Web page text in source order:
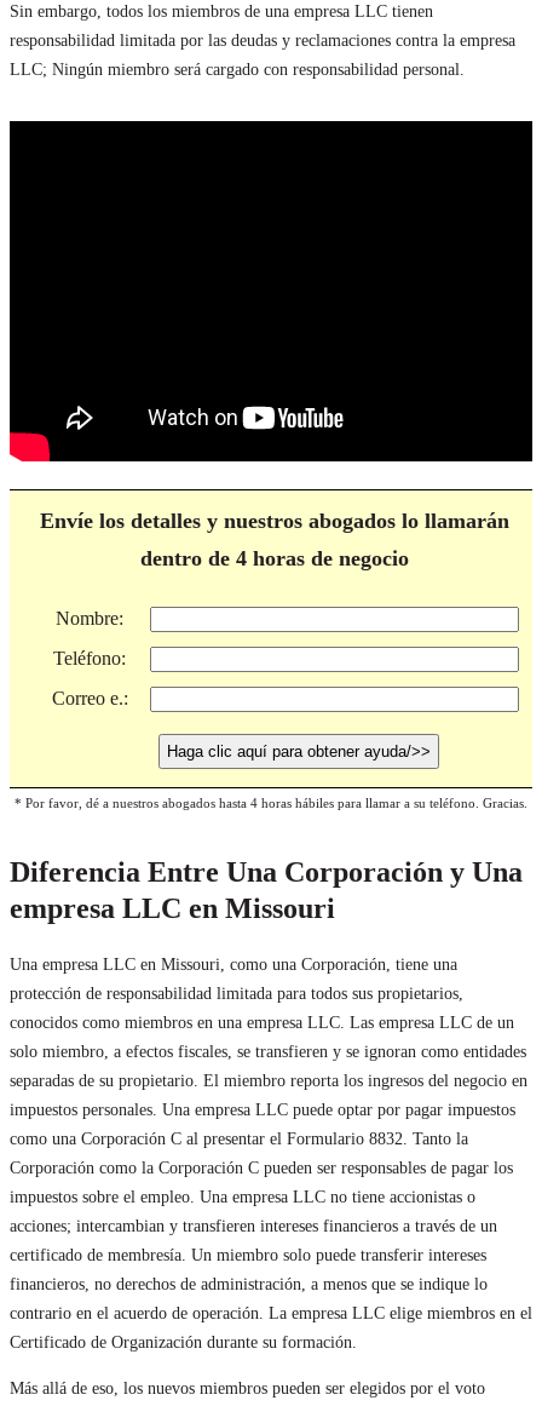
Sin embargo, todos los miembros de una empresa LLC tienen
responsabilidad limitada por las deudas y reclamaciones contra la empresa
LLC; Ningún miembro será cargado con responsabilidad personal.
Envíe los detalles y nuestros abogados lo llamarán
dentro de 4 horas de negocio
Nombre:
Teléfono:
Correo e.:
* Por favor, dé a nuestros abogados hasta 4 horas hábiles para llamar a su teléfono. Gracias.
Diferencia Entre Una Corporación y Una
empresa LLC en Missouri
Una empresa LLC en Missouri, como una Corporación, tiene una
protección de responsabilidad limitada para todos sus propietarios,
conocidos como miembros en una empresa LLC. Las empresa LLC de un
solo miembro, a efectos fiscales, se transfieren y se ignoran como entidades
separadas de su propietario. El miembro reporta los ingresos del negocio en
impuestos personales. Una empresa LLC puede optar por pagar impuestos
como una Corporación C al presentar el Formulario 8832. Tanto la
Corporación como la Corporación C pueden ser responsables de pagar los
impuestos sobre el empleo. Una empresa LLC no tiene accionistas o
acciones; intercambian y transfieren intereses financieros a través de un
certificado de membresía. Un miembro solo puede transferir intereses
financieros, no derechos de administración, a menos que se indique lo
contrario en el acuerdo de operación. La empresa LLC elige miembros en el
Certificado de Organización durante su formación.
Más allá de eso, los nuevos miembros pueden ser elegidos por el voto